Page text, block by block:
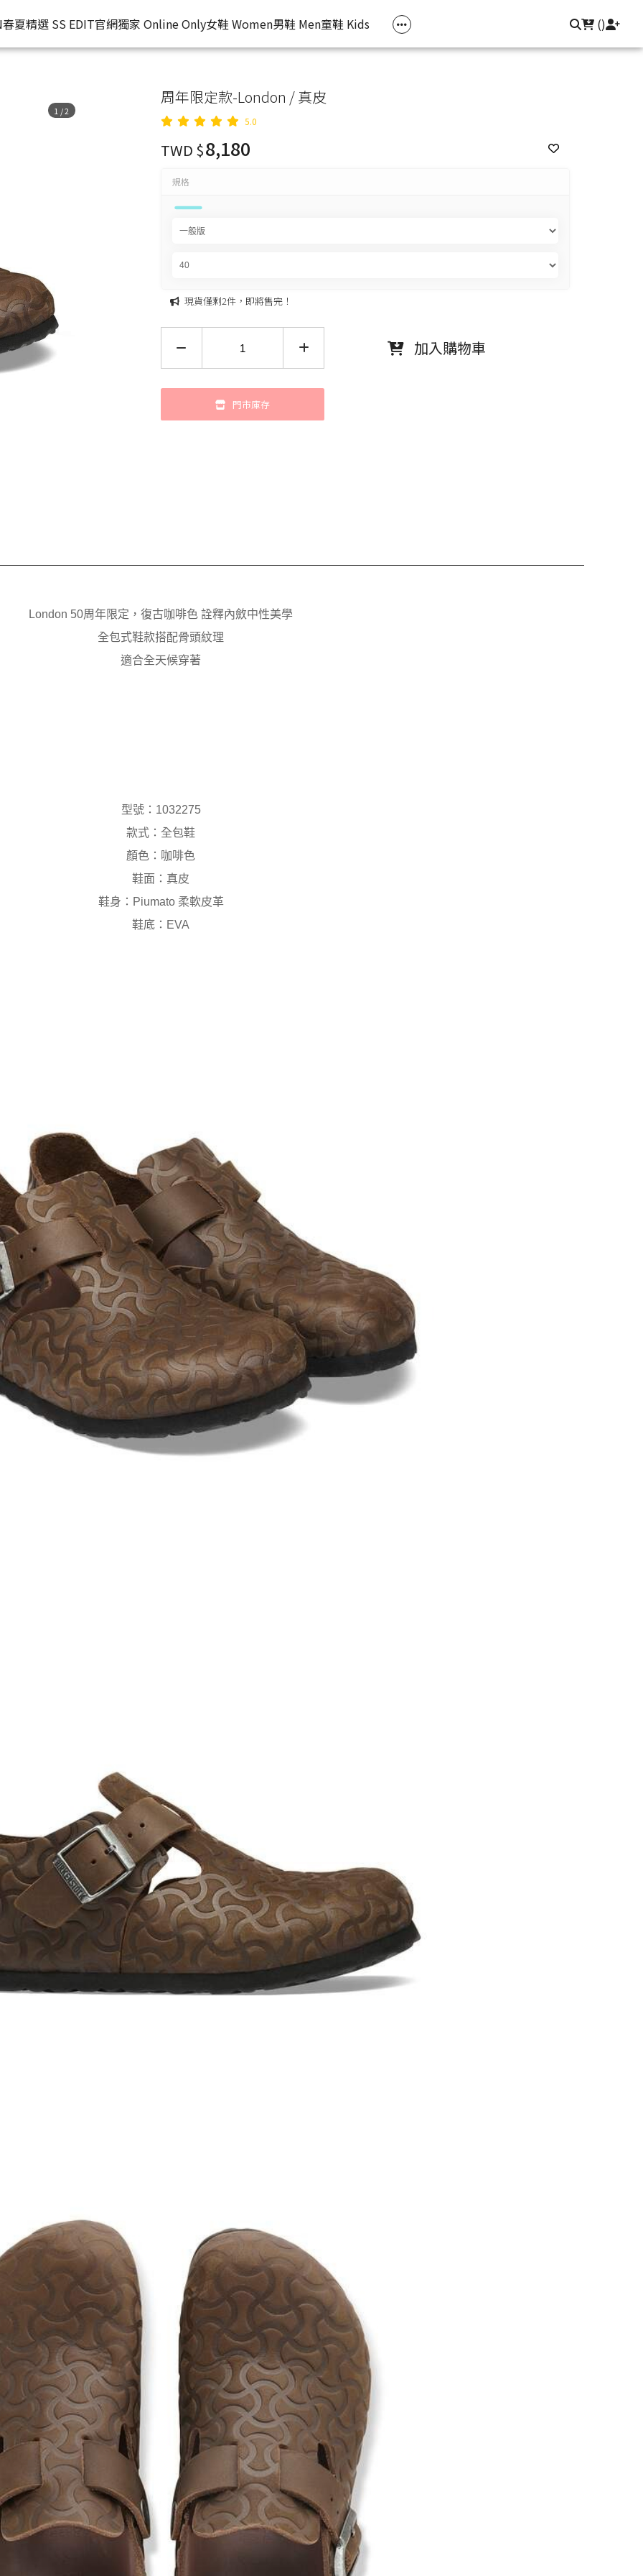
春夏精選 SS EDIT官網獨家 Online Only女鞋 Women男鞋 Men童鞋 Kids ()
1 /2
周年限定款-London / 真皮
5.0
TWD $8,180
規格
現貨僅剩2件，即將售完！
加入購物車
門市庫存
London 50周年限定，復古咖啡色 詮釋內斂中性美學
全包式鞋款搭配骨頭紋理
適合全天候穿著
型號：1032275
款式：全包鞋
顏色：咖啡色
鞋面：真皮
鞋身：Piumato 柔軟皮革
鞋底：EVA